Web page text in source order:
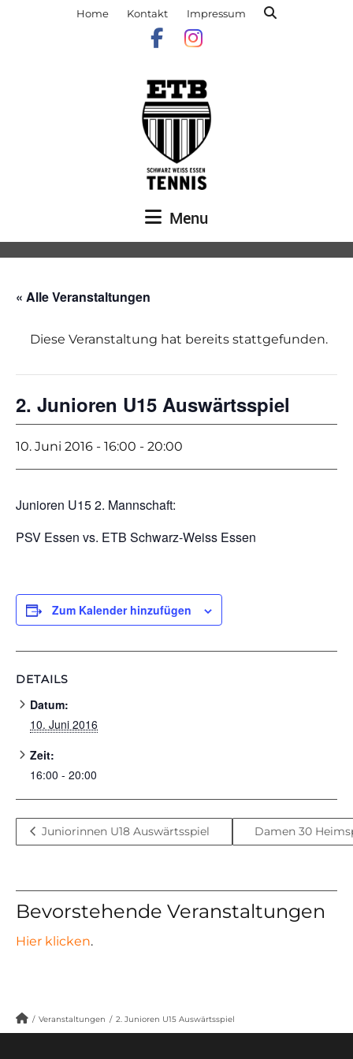
Home Kontakt Impressum
Menu
« Alle Veranstaltungen
Diese Veranstaltung hat bereits stattgefunden.
2. Junioren U15 Auswärtsspiel
10. Juni 2016 - 16:00 - 20:00
Junioren U15 2. Mannschaft:
PSV Essen vs. ETB Schwarz-Weiss Essen
Zum Kalender hinzufügen
DETAILS
Datum:
10. Juni 2016
Zeit:
16:00 - 20:00
Juniorinnen U18 Auswärtsspiel Damen 30
Bevorstehende Veranstaltungen
Hier klicken.
/ Veranstaltungen / 2. Junioren U15 Auswärtsspiel